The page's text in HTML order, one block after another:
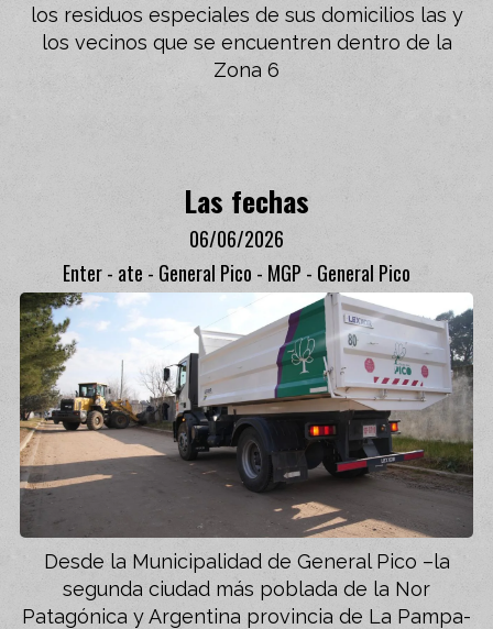
los residuos especiales de sus domicilios las y
los vecinos que se encuentren dentro de la
Zona 6
Las fechas
Enter - ate - General Pico - MGP - General Pico
06/06/2026
Desde la Municipalidad de General Pico –la
segunda ciudad más poblada de la Nor
Patagónica y Argentina provincia de La Pampa-